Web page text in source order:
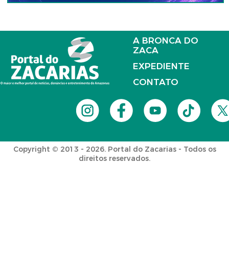
A BRONCA DO
ZACA
EXPEDIENTE
CONTATO
Copyright © 2013 - 2026. Portal do Zacarias - Todos os
direitos reservados.